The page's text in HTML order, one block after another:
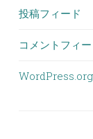
投稿フィード
コメントフィー
WordPress.org